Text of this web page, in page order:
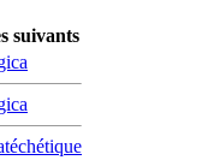
suivants